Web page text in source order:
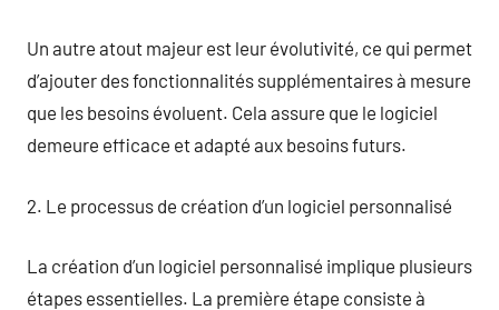
Un autre atout majeur est leur évolutivité, ce qui permet
d’ajouter des fonctionnalités supplémentaires à mesure
que les besoins évoluent. Cela assure que le logiciel
demeure efficace et adapté aux besoins futurs.
2. Le processus de création d’un logiciel personnalisé
La création d’un logiciel personnalisé implique plusieurs
étapes essentielles. La première étape consiste à